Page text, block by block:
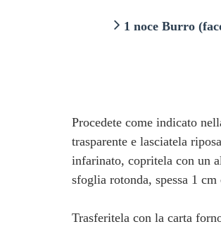
1 noce Burro
Procedete come indicato
trasparente e lasciatela
infarinato, copritela con un
sfoglia rotonda, spessa 1 cm
Trasferitela con la carta